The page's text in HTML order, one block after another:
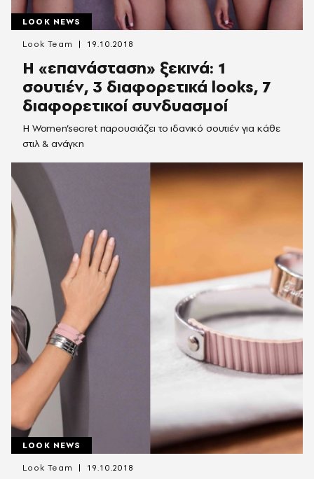
LOOK NEWS
Η «επανάσταση» ξεκινά: 1
σουτιέν, 3 διαφορετικά looks, 7
διαφορετικοί συνδυασμοί
Η Women’secret παρουσιάζει το ιδανικό σουτιέν για κάθε
στιλ & ανάγκη
Look Team 19.10.2018
LOOK NEWS
Look Team 19.10.2018